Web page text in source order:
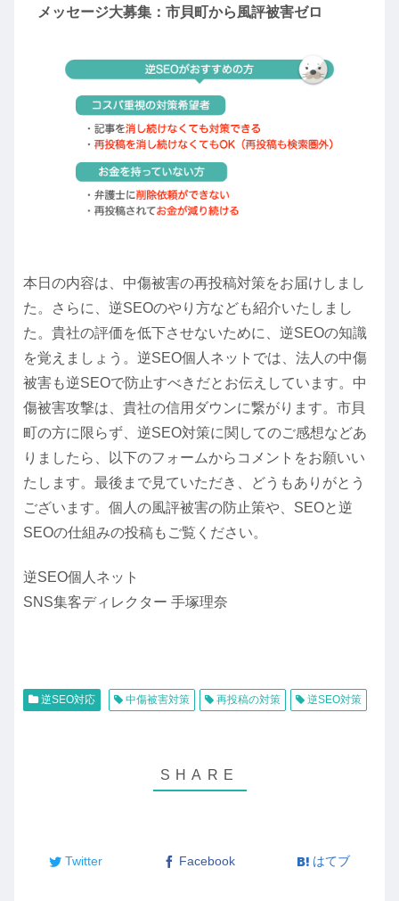
メッセージ大募集：市貝町から風評被害ゼロ
本日の内容は、中傷被害の再投稿対策をお届けしまし
た。さらに、 逆SEOのやり方なども紹介いたしまし
た。貴社の評価を低下させないために、逆SEOの知識
を覚えましょう。逆SEO個人ネットでは、法人の中傷
被害も逆SEOで防止すべきだとお伝えしています。中
傷被害攻撃は、貴社の信用ダウンに繋がります。市貝
町の方に限らず、逆SEO対策に関してのご感想などあ
りましたら、以下のフォームからコメントをお願いい
たします。最後まで見ていただき、どうもありがとう
ございます。個人の風評被害の防止策や、SEOと逆
SEOの仕組みの投稿もご覧ください。
逆SEO個人ネット
SNS集客ディレクター 手塚理奈
逆SEO対応 中傷被害対策 再投稿の対策 逆SEO対策
Twitter Facebook はてブ